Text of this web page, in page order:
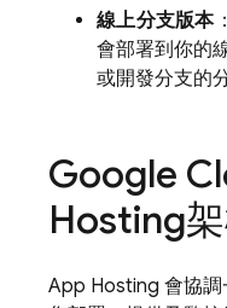
線上分支版本
會部署到你的
或開發分支的分
Google
Hosting
App Hosting 會協